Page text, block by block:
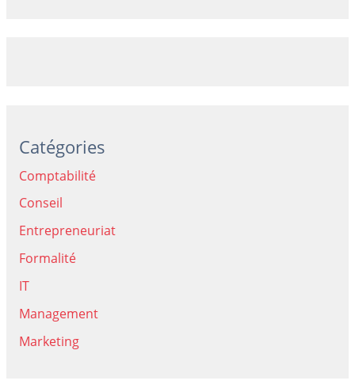
Catégories
Comptabilité
Conseil
Entrepreneuriat
Formalité
IT
Management
Marketing